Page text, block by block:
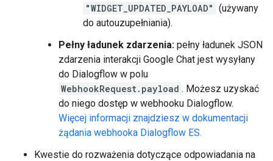
"WIDGET_UPDATED_PAYLOAD" (używany
do autouzupełniania).
Pełny ładunek zdarzenia: pełny ładunek JSON
zdarzenia interakcji Google Chat jest wysyłany
do Dialogflow w polu
WebhookRequest.payload . Możesz uzyskać
do niego dostęp w webhooku Dialogflow.
Więcej informacji znajdziesz w dokumentacji
żądania webhooka Dialogflow ES.
Kwestie do rozważenia dotyczące odpowiadania na